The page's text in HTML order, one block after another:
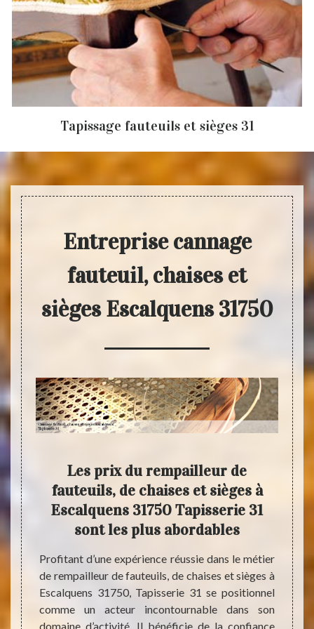
Tapissage fauteuils et sièges 31
Entreprise cannage
fauteuil, chaises et
sièges Escalquens 31750
et
de
dans
avez
Les prix du rempailleur de
fauteuils, de chaises et sièges à
Escalquens 31750 Tapisserie 31
sont les plus abordables
Profitant d’une expérience réussie dans le métier
de rempailleur de fauteuils, de chaises et sièges à
Escalquens 31750, Tapisserie 31 se positionnel
comme un acteur incontournable dans son
domaine d’activité. Il bénéficie de la confiance
Le
par